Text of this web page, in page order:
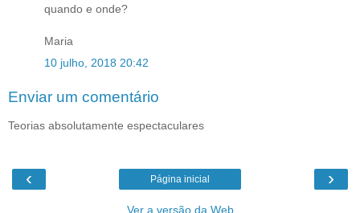
quando e onde?
Maria
10 julho, 2018 20:42
Enviar um comentário
Teorias absolutamente espectaculares
‹ ›
Página inicial
Ver a versão da Web